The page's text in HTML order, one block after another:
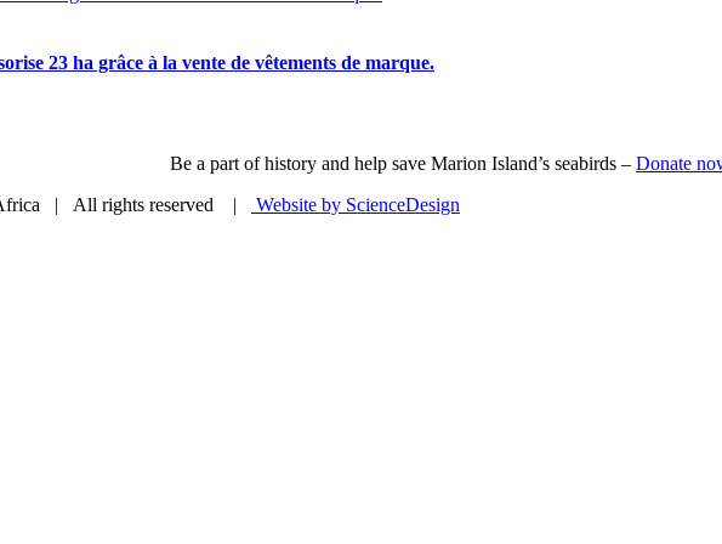
23 ha grâce à la vente de vêtements de marque.
Be a part of history and help save Marion Island’s seabirds – Donate
| All rights reserved | Website by ScienceDesign